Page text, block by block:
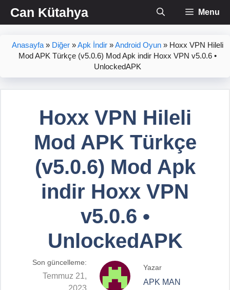
İçeriğe
atlaCan Kütahya Menu
Anasayfa » Diğer »Apk İndir »Android Oyun » Hoxx VPN Hileli
Mod APK Türkçe (v5.0.6) Mod Apk indir Hoxx VPN v5.0.6 •
UnlockedAPK
Hoxx VPN Hileli
Mod APK Türkçe
(v5.0.6) Mod Apk
indir Hoxx VPN
v5.0.6 •
UnlockedAPK
Son güncelleme:
Temmuz 21,
2023
Yazar
APK MAN